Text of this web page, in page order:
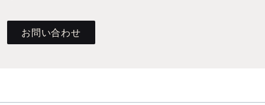
お問い合わせ